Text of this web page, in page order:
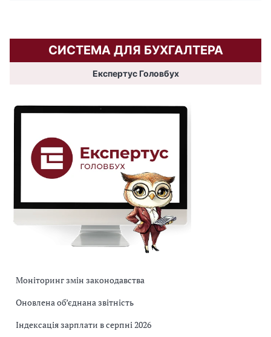
СИСТЕМА ДЛЯ БУХГАЛТЕРА
Експертус Головбух
Моніторинг змін законодавства
Оновлена об’єднана звітність
Індексація зарплати в серпні 2026